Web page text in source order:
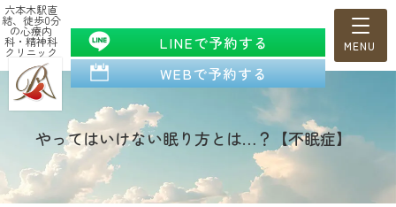
六本木駅直
結、徒歩0分
の心療内
科・精神科
クリニック
LINEで予約する
WEBで予約する
やってはいけない眠り方とは…？【不眠症】